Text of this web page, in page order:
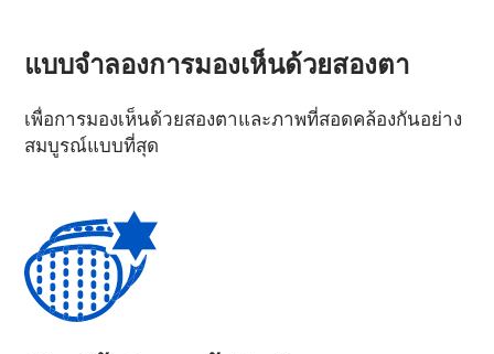
แบบจำลองการมองเห็นด้วยสองตา
เพื่อการมองเห็นด้วยสองตาและภาพที่สอดคล้องกันอย่าง
สมบูรณ์แบบที่สุด